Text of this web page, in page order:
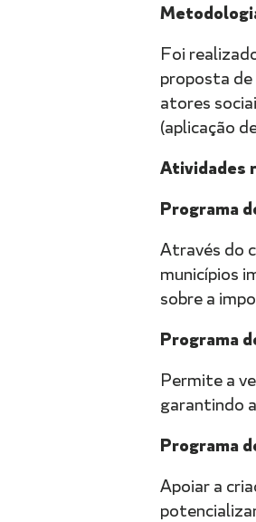
Foi
proposta
atores
(aplicação
Atividades
Programa
Através do
municípios
sobre a
Programa
Permite a
garantindo
Programa
Apoiar a